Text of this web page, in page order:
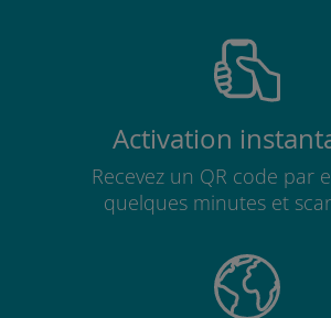
Activation
Recevez un QR code par
quelques minutes et